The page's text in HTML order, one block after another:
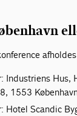
Industriens Hus,
1553
Hotel Scandic